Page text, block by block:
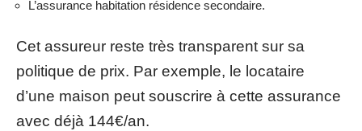
L’assurance habitation résidence secondaire.
Cet assureur reste très transparent sur sa
politique de prix. Par exemple, le locataire
d’une maison peut souscrire à cette assurance
avec déjà 144€/an.